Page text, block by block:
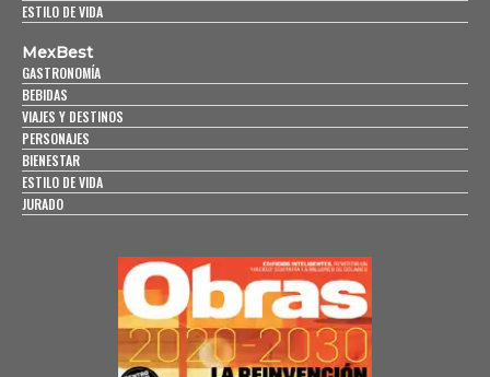
ESTILO DE VIDA
MexBest
GASTRONOMÍA
BEBIDAS
VIAJES Y DESTINOS
PERSONAJES
BIENESTAR
ESTILO DE VIDA
JURADO